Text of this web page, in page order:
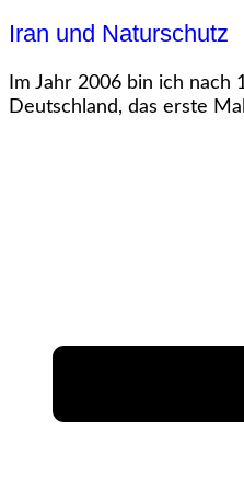
Iran und Naturschutz
Im Jahr 2006 bin ich nach
Deutschland, das erste